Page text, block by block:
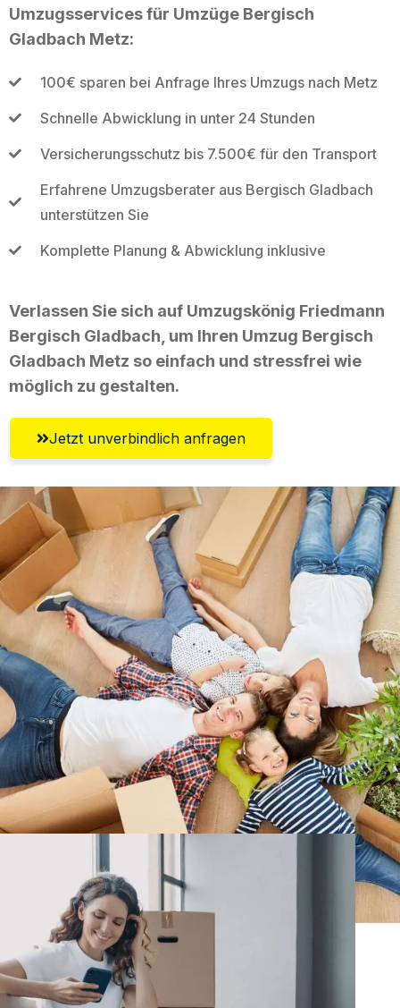
Umzugsservices für Umzüge Bergisch
Gladbach Metz:
100€ sparen bei Anfrage Ihres Umzugs nach Metz
Schnelle Abwicklung in unter 24 Stunden
Versicherungsschutz bis 7.500€ für den Transport
Erfahrene Umzugsberater aus Bergisch Gladbach
unterstützen Sie
Komplette Planung & Abwicklung inklusive
Verlassen Sie sich auf Umzugskönig Friedmann
Bergisch Gladbach, um Ihren Umzug Bergisch
Gladbach Metz so einfach und stressfrei wie
möglich zu gestalten.
Jetzt unverbindlich anfragen